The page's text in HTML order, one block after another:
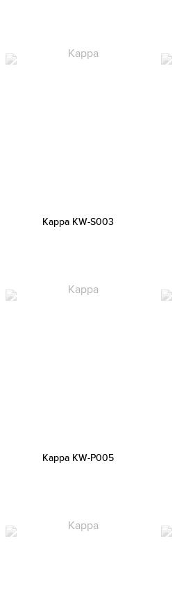
Kappa KW-S003
Kappa KW-P005